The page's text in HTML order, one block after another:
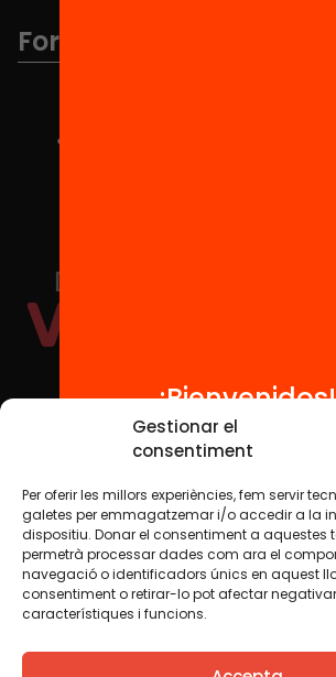
Gestionar el
consentiment
Per oferir les millors experiències, fem servir
galetes per emmagatzemar i/o accedir a la
dispositiu. Donar el consentiment a aquestes
permetrà processar dades com ara el
navegació o identificadors únics en aquest
consentiment o retirar-lo pot afectar
característiques i funcions.
Formamos parte de...
Redes sociales
TWT YTB IG FB IN
Aviso legalPolítica de cookies
Creemos que el conocimiento debe
¡Bienvenidos!